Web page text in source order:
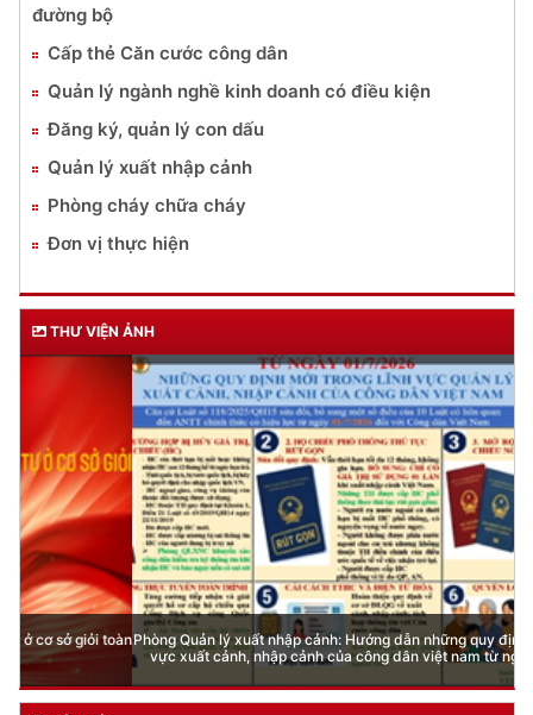
đường bộ
Cấp thẻ Căn cước công dân
Quản lý ngành nghề kinh doanh có điều kiện
Đăng ký, quản lý con dấu
Quản lý xuất nhập cảnh
Phòng cháy chữa cháy
Đơn vị thực hiện
THƯ VIỆN ẢNH
Phòng Quản lý xuất nhập cảnh: Hướng dẫn những quy định mới trong lĩnh
vực xuất cảnh, nhập cảnh của công dân việt nam từ ngày 01/7/2026